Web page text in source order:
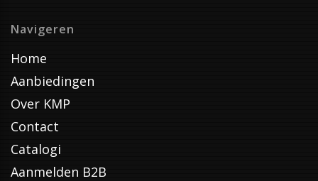
Navigeren
Home
Aanbiedingen
Over KMP
Contact
Catalogi
Aanmelden B2B